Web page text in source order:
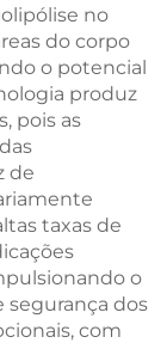
no
do corpo
o potencial
produz
pois as
de
taxas de
o
segurança dos
com